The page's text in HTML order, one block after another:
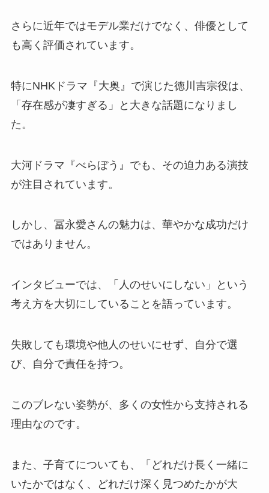
さらに近年ではモデル業だけでなく、俳優として
も高く評価されています。
特にNHKドラマ『大奥』で演じた徳川吉宗役は、
「存在感が凄すぎる」と大きな話題になりまし
た。
大河ドラマ『べらぼう』でも、その迫力ある演技
が注目されています。
しかし、冨永愛さんの魅力は、華やかな成功だけ
ではありません。
インタビューでは、「人のせいにしない」という
考え方を大切にしていることを語っています。
失敗しても環境や他人のせいにせず、自分で選
び、自分で責任を持つ。
このブレない姿勢が、多くの女性から支持される
理由なのです。
また、子育てについても、「どれだけ長く一緒に
いたかではなく、どれだけ深く見つめたかが大